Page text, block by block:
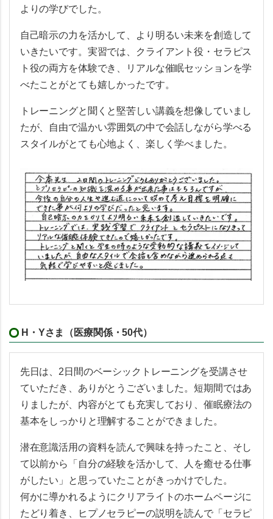
よりの学びでした。
自己暗示の力を活かして、より明るい未来を創造して
いきたいです。実習では、クライアント役・セラピス
ト役の両方を体験でき、リアルな催眠セッションを学
べたことがとても嬉しかったです。
トレーニングと聞くと堅苦しい講義を想像していまし
たが、自由で温かい雰囲気の中で会話しながら学べる
スタイルがとても心地よく、楽しく学べました。
H・Yさま（医療関係・50代）
先日は、2日間のベーシックトレーニングを受講させ
ていただき、ありがとうございました。短期間ではあ
りましたが、内容がとても充実しており、催眠療法の
基本をしっかりと理解することができました。
潜在意識活用の資料を読んで興味を持ったこと、そし
て以前から「自分の経験を活かして、人を癒せる仕事
がしたい」と思っていたことがきっかけでした。
何かに導かれるようにクリアライトのホームページに
たどり着き、ヒプノセラピーの説明を読んで「セラピ